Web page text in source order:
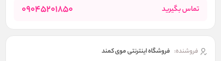
تماس بگیرید 09045201850
فروشنده: فروشگاه اینترنتی موی کمند